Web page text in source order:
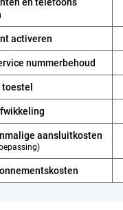
en telefoons
activeren
nummerbehoud
aansluitkosten